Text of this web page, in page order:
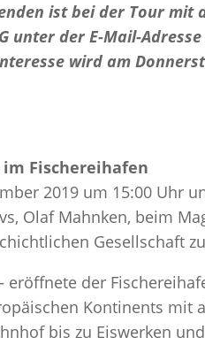
ist bei der Tour mit
unter der E-Mail-
wird am
Fischereihafen
2019 um 15:00 Uhr
Olaf Mahnken, beim
Gesellschaft
eröffnete der
Kontinents
bis zu Eiswerken